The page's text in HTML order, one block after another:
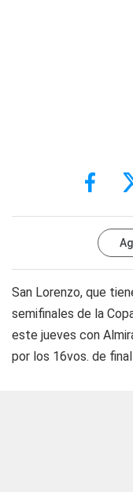
San Lorenzo, que
semifinales de la
este jueves con
por los 16vos. de